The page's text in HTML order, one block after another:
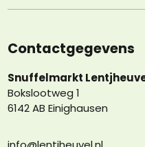
Contactgegevens
Snuffelmarkt
Bokslootweg 1
6142 AB Einighausen